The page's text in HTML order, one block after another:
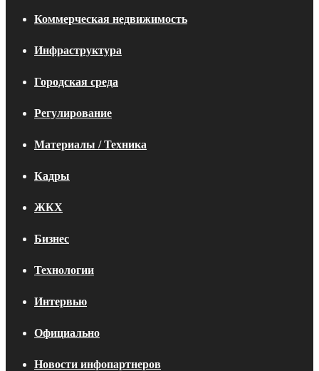
Коммерческая недвижимость
Инфраструктура
Городская среда
Регулирование
Материалы / Техника
Кадры
ЖКХ
Бизнес
Технологии
Интервью
Официально
Новости инфопартнеров